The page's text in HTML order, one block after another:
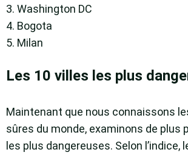
3. Washington DC
4. Bogota
5. Milan
Les 10 villes les plus
Maintenant que nous connaissons
sûres du monde, examinons de plus
les plus dangereuses. Selon l’indice,